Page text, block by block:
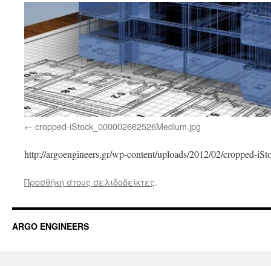
cropped-iStock_000002662526Medium.jpg
http://argoengineers.gr/wp-content/uploads/2012/02/cropped-
Προσθήκη στους σελιδοδείκτες.
ARGO ENGINEERS